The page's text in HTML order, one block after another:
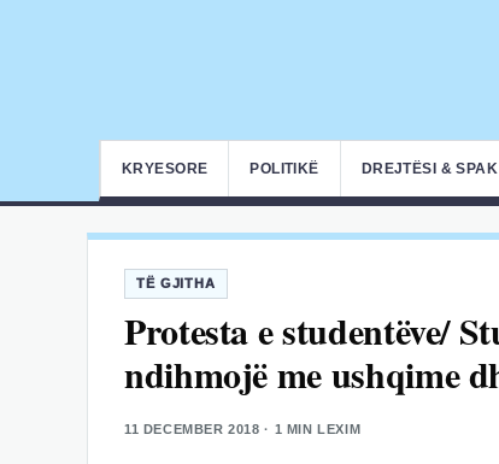
KRYESORE POLITIKË DREJTËSI & SPAK
TË GJITHA
Protesta e studentëve/
ndihmojë me ushqime
11 DECEMBER 2018 · 1 MIN LEXIM